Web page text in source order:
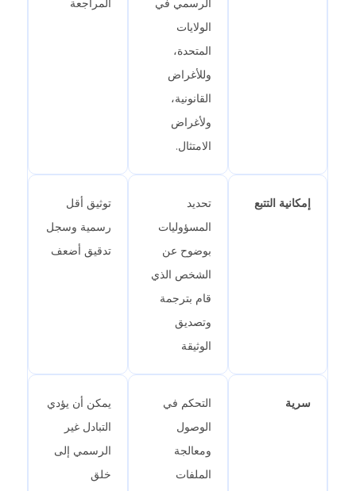
الرسمي في
الولايات
المتحدة،
وللأغراض
القانونية،
ولأغراض
الامتثال.
المراجعة
إمكانية التتبع
تحديد
المسؤوليات
بوضوح عن
الشخص الذي
قام بترجمة
وتصديق
الوثيقة
توثيق أقل
رسمية وسجل
تدقيق أضعف
سرية
التحكم في
الوصول
ومعالجة
الملفات
يمكن أن يؤدي
التبادل غير
الرسمي إلى
خلق